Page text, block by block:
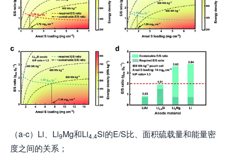
（a-c）Li、Li9Mg和Li4.4Si的E/S比、面积硫载量和能量密
度之间的关系；